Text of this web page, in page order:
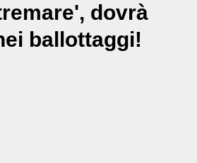
dovrà
ballottaggi!